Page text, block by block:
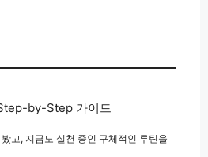
by-Step 가이드
고, 지금도 실천 중인 구체적인 루틴을